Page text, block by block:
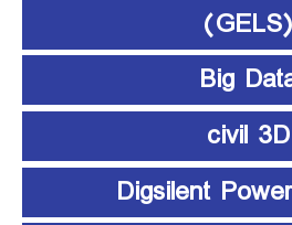
(GELS)
Big
civil 3D
Digsilent